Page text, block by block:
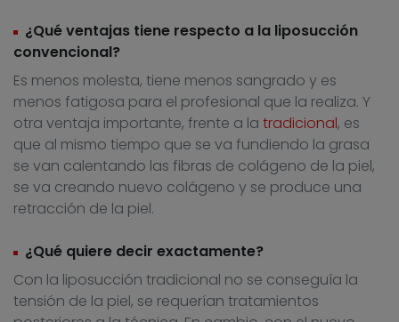
¿Qué ventajas tiene respecto a la liposucción
convencional?
Es menos molesta, tiene menos sangrado y es
menos fatigosa para el profesional que la realiza. Y
otra ventaja importante, frente a la tradicional, es
que al mismo tiempo que se va fundiendo la grasa
se van calentando las fibras de colágeno de la piel,
se va creando nuevo colágeno y se produce una
retracción de la piel.
¿Qué quiere decir exactamente?
Con la liposucción tradicional no se conseguía la
tensión de la piel, se requerían tratamientos